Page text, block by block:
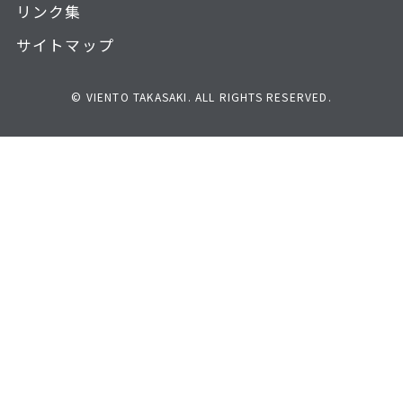
リンク集
サイトマップ
© VIENTO TAKASAKI. ALL RIGHTS RESERVED.